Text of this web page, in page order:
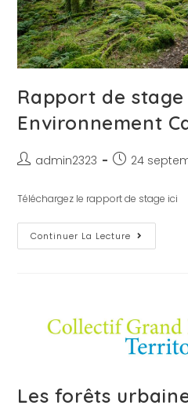
Rapport de stage
Environnement
admin2323 24
Téléchargez le rapport de stage ici
Continuer La Lecture
Les forêts